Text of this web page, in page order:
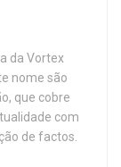
da Vortex
nome são
que cobre
com
de factos.